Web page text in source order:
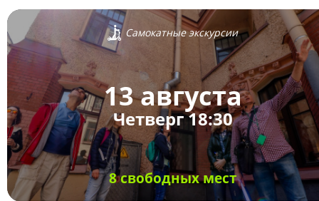
Самокатные экскурсии
13 августа
Четверг 18:30
8 свободных мест